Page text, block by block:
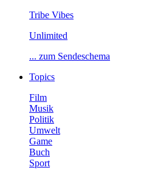
TribeVibes
Unlimited
...zumSendeschema
Topics
Film
Musik
Politik
Umwelt
Game
Buch
Sport